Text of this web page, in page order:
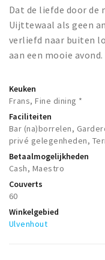
Dat de liefde door
Uijttewaal als geen
verliefd naar buiten
aan een mooie avond.
Keuken
Frans, Fine dining *
Faciliteiten
Bar (na)borrelen,
privé gelegenheden,
Betaalmogelijkheden
Cash, Maestro
Couverts
60
Winkelgebied
Ulvenhout